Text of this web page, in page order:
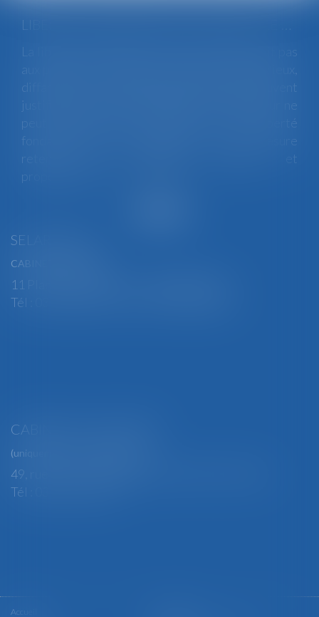
La liberté d'expression du salarié ne disparaît pas
aux portes de l'entreprise. Si des propos injurieux,
diffamatoires ou manifestement excessifs peuvent
justifier une sanction disciplinaire, l'employeur ne
peut toutefois porter atteinte à cette liberté
fondamentale sans démontrer que la mesure
retenue est nécessaire, adaptée et
proportionnée...
SELARL BGBJ
CABINET PRINCIPAL
11 Place Edmond Henry - 88000 ÉPINAL
Tél : 03 29 82 29 04 - Fax : 03 29 64 06 84
CABINET SECONDAIRE
(uniquement sur rendez-vous)
49, rue Thiers - 88100 SAINT-DIÉ DES VOSGES
Tél : 03 29 56 15 98
Accueil